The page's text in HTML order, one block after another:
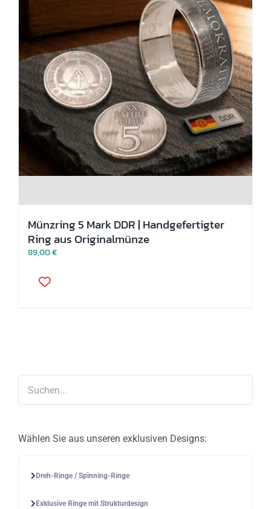
Münzring 5 Mark DDR | Handgefertigter
Ring aus Originalmünze
89,00€
Produkt
Produktseite
gewählt
Wählen Sie aus unseren exklusiven Designs:
Dreh-Ringe / Spinning-Ringe
Exklusive Ringe mit Strukturdesign